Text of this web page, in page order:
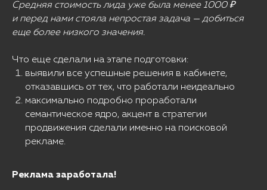
Средняя стоимость лида уже была менее 1000 ₽
и перед нами стояла непростая задача — добиться
еще более низкого значения.
Что еще сделали на этапе подготовки:
выявили все успешные решения в кабинете,
отказавшись от тех, что работали неидеально
максимально подробно проработали
семантическое ядро, акцент в стратегии
продвижения сделали именно на поисковой
рекламе.
Реклама заработала!